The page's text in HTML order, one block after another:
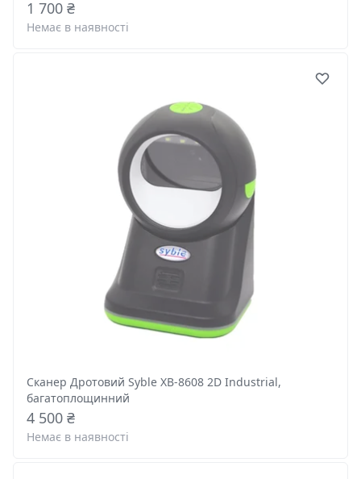
1 700 ₴
Немає в наявності
Сканер Дротовий Syble XB-8608 2D Industrial,
багатоплощинний
4 500 ₴
Немає в наявності